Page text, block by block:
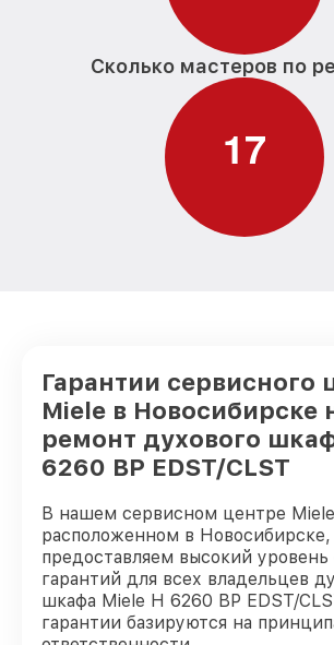
Сколько мастеров по
17
Гарантии сервисного
Miele в Новосибирске
ремонт духового
6260 BP EDST/CLST
В нашем сервисном центре
расположенном в
предоставляем высокий уровень
гарантий для всех владельцев
шкафа Miele H 6260 BP EDST/
гарантии базируются на